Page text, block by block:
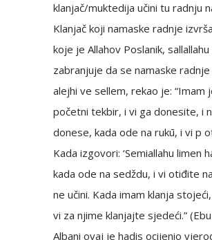
klanjač/muktedija učini tu radnju
Klanjač koji namaske radnje
koje je Allahov Poslanik,
zabranjuje da se namaske
alejhi ve sellem, rekao je:
početni tekbir, i vi ga donesite, i
donese, kada ode na rukū, i vi p
Kada izgovori: ‘Semiallahu limen
kada ode na sedždu, i vi otiđite
ne učini. Kada imam klanja
vi za njime klanjajte sjedeći.”
Albani ovaj je hadis ocijenio